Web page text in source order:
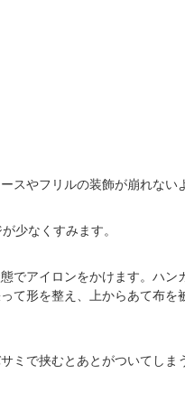
やフリルの装飾が崩れない
少なくすみます。
アイロンをかけます。ハ
て形を整え、上からあて布
で挟むとあとがついてしま